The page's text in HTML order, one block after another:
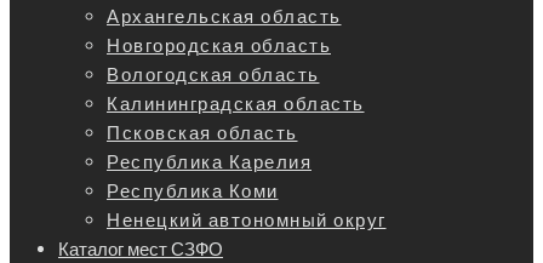
Архангельская область
Новгородская область
Вологодская область
Калининградская область
Псковская область
Республика Карелия
Республика Коми
Ненецкий автономный округ
Каталог мест СЗФО